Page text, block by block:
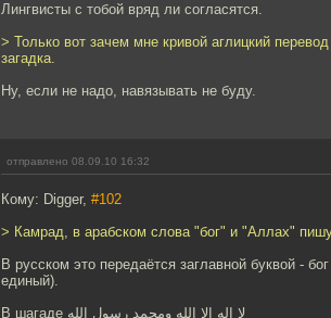
Лингвисты с тобой вряд ли согласятся.
> Только вот зачем мне кривой аглицкий
загадка.
Ну, если не надо, навязывать не буду.
отправлено 08.09.10 16:32
Кому: Digger, #102
> Камрад, в арабском слова "бог" и "Аллах"
В русском это передаётся заглавной буквой -
единый).
В шагаде لا إله إلا الله ومحمد رسول الله